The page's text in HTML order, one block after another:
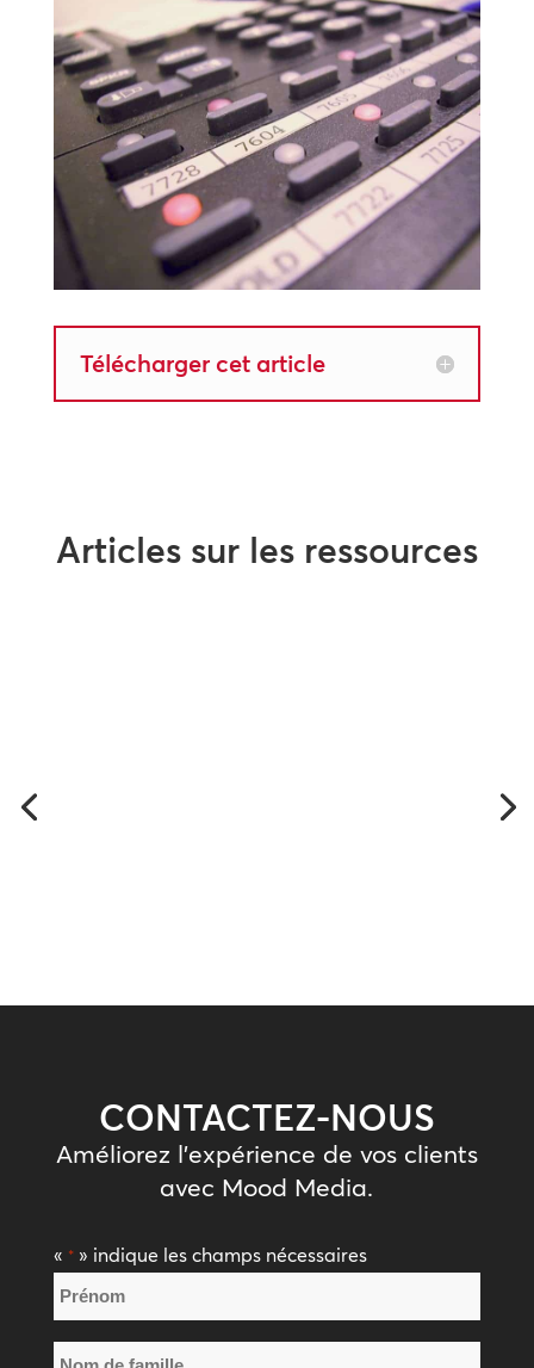
Télécharger cet article
Articles sur les ressources
CONTACTEZ-NOUS
Améliorez l'expérience de vos clients
avec Mood Media.
« *» indique les champs nécessaires
Nom
*